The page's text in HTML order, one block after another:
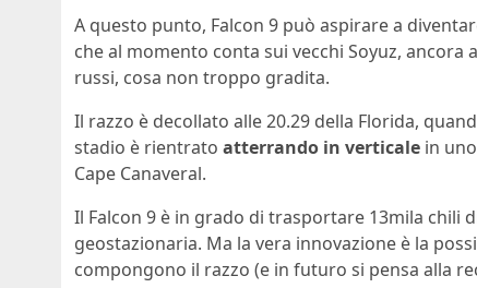
A questo punto, Falcon 9 può aspirare a
che al momento conta sui vecchi Soyuz,
russi, cosa non troppo gradita.
Il razzo è decollato alle 20.29 della Florida,
stadio è rientrato atterrando in verticale in
Cape Canaveral.
Il Falcon 9 è in grado di trasportare 13mila chili
geostazionaria. Ma la vera innovazione è la
compongono il razzo (e in futuro si pensa alla